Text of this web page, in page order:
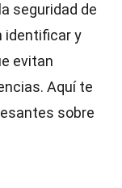
seguridad de
identificar y
evitan
Aquí te
sobre